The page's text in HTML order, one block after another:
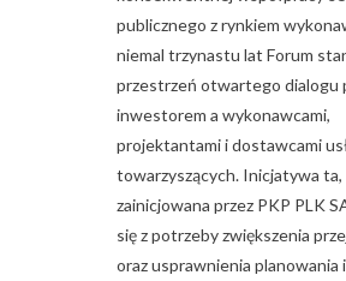
publicznego z rynkiem
niemal trzynastu lat Forum
przestrzeń otwartego dialogu
inwestorem a wykonawcami,
projektantami i dostawcami
towarzyszących. Inicjatywa ta,
zainicjowana przez PKP PLK
się z potrzeby zwiększenia
oraz usprawnienia planowania